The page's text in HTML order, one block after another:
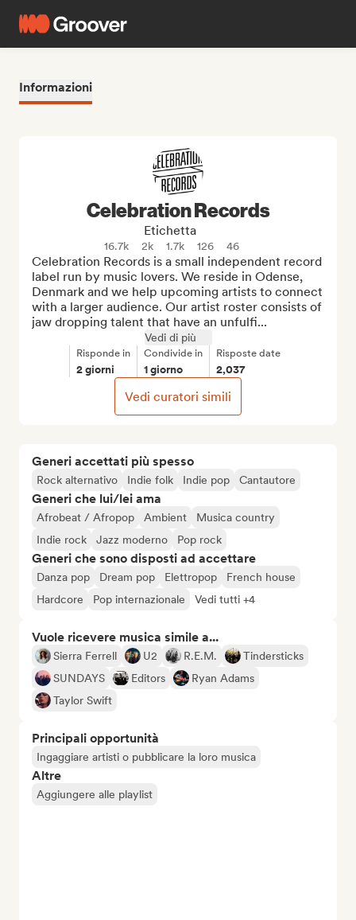
Informazioni
Generi accettati più spesso
Rock alternativo Indie folk Indie pop Cantautore
Generi che lui/lei ama
Afrobeat / Afropop Ambient
Musica country
Indie rock
Jazz moderno Pop rock
Generi che sono disposti ad accettare
Danza pop Dream pop Elettropop
French house
Hardcore
Pop internazionale Vedi tutti +4
Vuole ricevere musica simile a...
Sierra Ferrell U2 R.E.M.
Tindersticks
SUNDAYS
Editors
Ryan Adams
Taylor Swift
Principali opportunità
Ingaggiare artisti o pubblicare la loro musica
Altre
Aggiungere alle playlist
Celebration Records
Etichetta
16.7k 2k 1.7k 126 46
Celebration Records is a small independent record
label run by music lovers. We reside in Odense,
Denmark and we help upcoming artists to connect
with a larger audience. Our artist roster consists of
jaw dropping talent that have an unfulfi...
Vedi di più
Risponde in
2 giorni
Condivide in
1 giorno
Risposte date
2,037
Vedi curatori simili